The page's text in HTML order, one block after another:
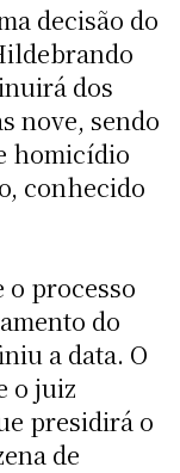
decisão do
dos
nove, sendo
homicídio
conhecido
o processo
do
a data. O
o juiz
presidirá o
de